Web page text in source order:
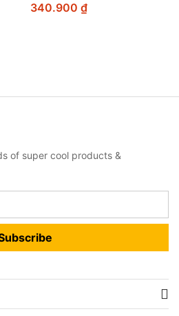
340.900 ₫
of super cool products &